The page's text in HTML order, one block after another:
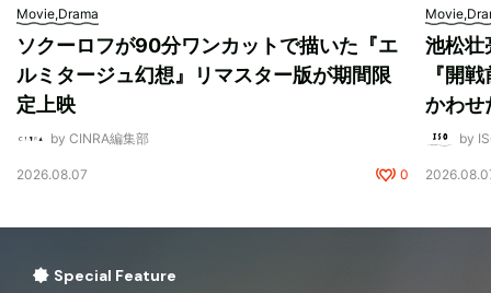
Movie,Drama
ソクーロフが90分ワンカットで描いた『エ
ルミタージュ幻想』リマスター版が期間限
定上映
by CINRA編集部
2026.08.07 0
池松壮
『開
かわせ
by
Special Feature